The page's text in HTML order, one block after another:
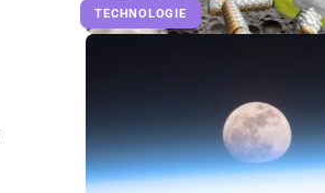
TECHNOLOGIE